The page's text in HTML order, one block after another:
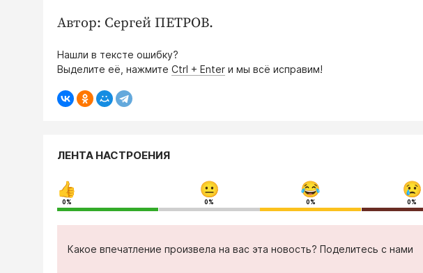
Автор: Сергей ПЕТРОВ.
Нашли в тексте ошибку?
Выделите её, нажмите Ctrl + Enter и мы всё исправим!
ЛЕНТА НАСТРОЕНИЯ
0% 0% 0% 0%
Какое впечатление произвела на вас эта новость? Поделитесь с нами